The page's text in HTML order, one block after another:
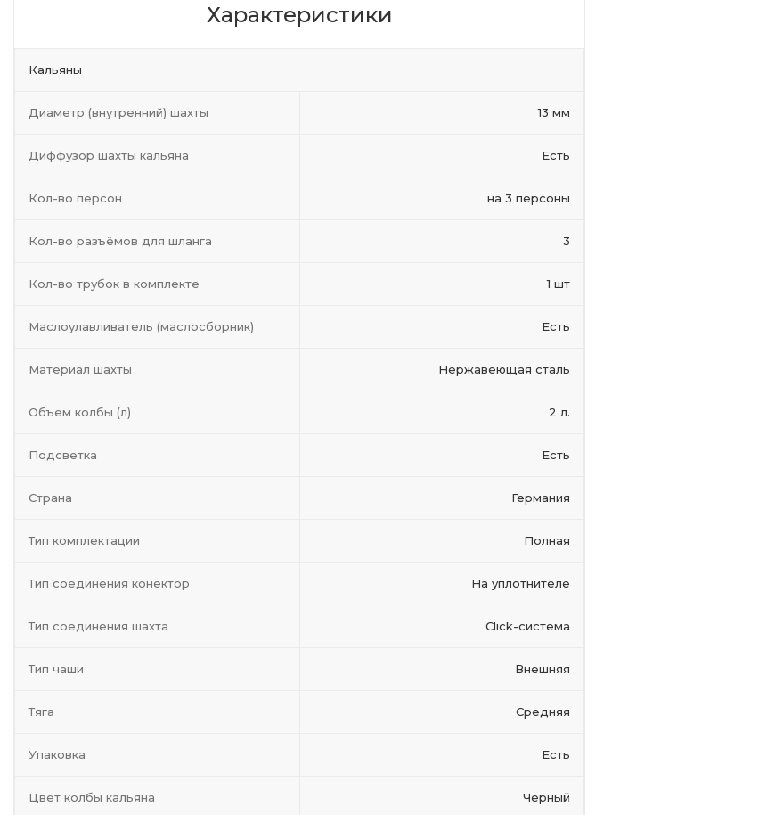
Характеристики
Кальяны
Диаметр (внутренний) шахты 13 мм
Диффузор шахты кальяна Есть
Кол-во персон на 3 персоны
Кол-во разъёмов для шланга 3
Кол-во трубок в комплекте 1 шт
Маслоулавливатель (маслосборник) Есть
Материал шахты Нержавеющая сталь
Объем колбы (л) 2 л.
Подсветка Есть
Страна Германия
Тип комплектации Полная
Тип соединения конектор На уплотнителе
Тип соединения шахта Click-система
Тип чаши Внешняя
Тяга Средняя
Упаковка Есть
Цвет колбы кальяна Черный